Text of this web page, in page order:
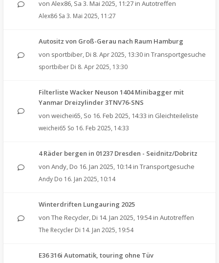
von Alex86, Sa 3. Mai 2025, 11:27 in Autotreffen
Alex86 Sa 3. Mai 2025, 11:27
Autositz von Groß-Gerau nach Raum Hamburg
von sportbiber, Di 8. Apr 2025, 13:30 in Transportgesuche
sportbiber Di 8. Apr 2025, 13:30
Filterliste Wacker Neuson 1404 Minibagger mit
Yanmar Dreizylinder 3TNV76-SNS
von weichei65, So 16. Feb 2025, 14:33 in Gleichteileliste
weichei65 So 16. Feb 2025, 14:33
4 Räder bergen in 01237 Dresden - Seidnitz/Dobritz
von Andy, Do 16. Jan 2025, 10:14in Transportgesuche
Andy Do 16. Jan 2025, 10:14
Winterdriften Lungauring 2025
von The Recycler, Di 14. Jan 2025, 19:54in Autotreffen
The Recycler Di 14. Jan 2025, 19:54
E36 316i Automatik, touring ohne Tüv